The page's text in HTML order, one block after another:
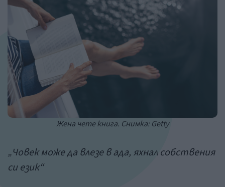
Жена чете книга. Снимка: Getty
„Човек може да влезе в ада, яхнал собствения
си език“